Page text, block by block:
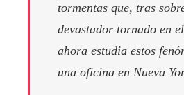
tormentas que, tras
devastador tornado en
ahora estudia estos
una oficina en Nueva